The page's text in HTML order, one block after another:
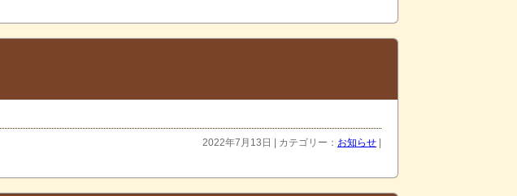
2022年7月13日 | カテゴリー： お知らせ